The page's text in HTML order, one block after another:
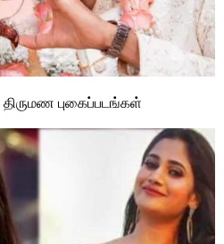
திருமண புகைப்படங்கள்